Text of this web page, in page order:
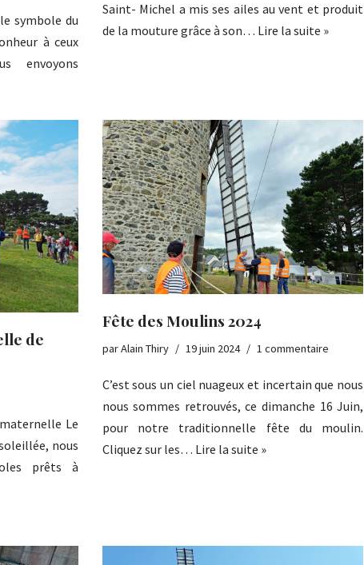
symbole du
à ceux
envoyons
Saint- Michel a mis ses ailes au vent et produit
de la mouture grâce à son… Lire la suite »
de
Le
nous
prêts à
Fête des Moulins 2024
parAlain Thiry 19 juin 2024 1 commentaire
C’est sous un ciel nuageux et incertain que nous
nous sommes retrouvés, ce dimanche 16 Juin,
pour notre traditionnelle fête du moulin.
Cliquez sur les… Lire la suite »